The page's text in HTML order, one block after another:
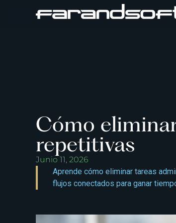
Cómo
repetitivas
Junio 11, 2026
Aprende cómo eliminar tareas
flujos conectados para ganar